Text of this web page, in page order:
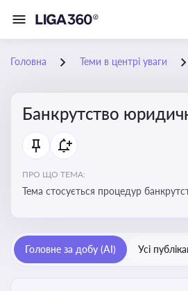
Головна Теми в центрі уваги
Банкрутство
ПРО ЩО ТЕМА:
Тема стосується процедур
Головне за добу (AI) Усі